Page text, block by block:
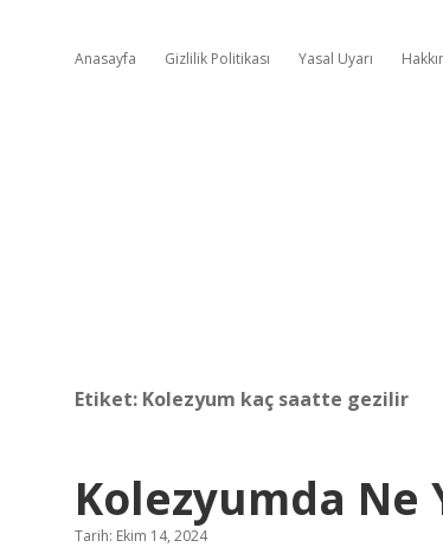
Anasayfa Gizlilik Politikası Yasal Uyarı
Etiket: Kolezyum kaç saatte gezilir
Kolezyumda Ne
Tarih: Ekim 14, 2024